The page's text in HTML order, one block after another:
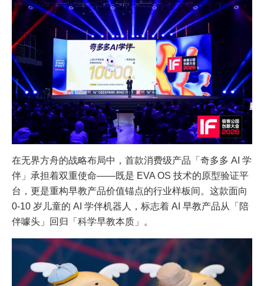
在无界方舟的战略布局中，首款消费级产品「奇多多 AI 学
伴」承担着双重使命——既是 EVA OS 技术的原型验证平
台，更是重构早教产品价值锚点的行业样板间。这款面向
0-10 岁儿童的 AI 学伴机器人，标志着 AI 早教产品从「陪
伴噱头」回归「科学早教本质」。